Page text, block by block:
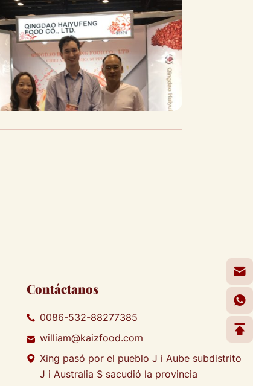
Contáctanos
0086-532-88277385
william@kaizfood.com
Xing pasó por el pueblo J i Aube subdistrito
J i Australia S sacudió la provincia